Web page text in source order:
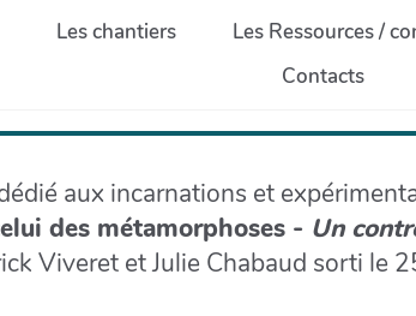
Les chantiers Les Ressources /
Contacts
aux incarnations et
des métamorphoses - Un
Viveret et Julie Chabaud sorti le